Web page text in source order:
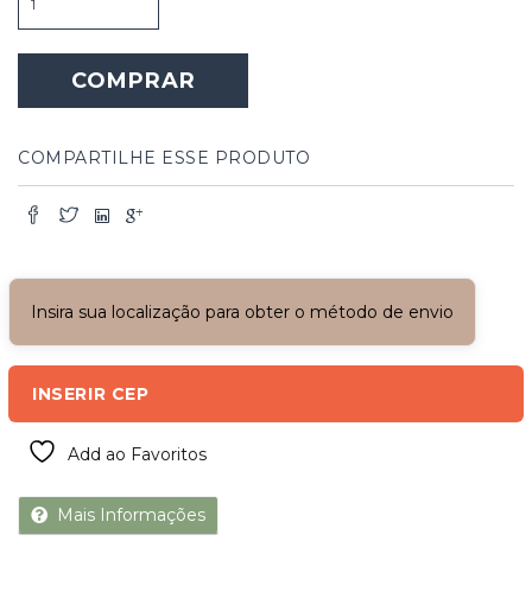
de
madeira
com
quatro
folhas
COMPRAR
COMPARTILHE ESSE PRODUTO
Insira sua localização para obter o método de envio
INSERIR CEP
Add ao Favoritos
Mais Informações